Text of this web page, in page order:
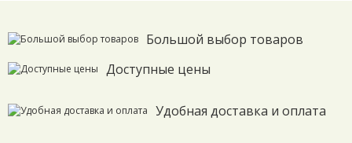
Большой выбор товаров
Доступные цены
Удобная доставка и оплата